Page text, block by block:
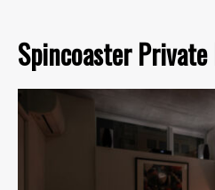
Spincoaster Private